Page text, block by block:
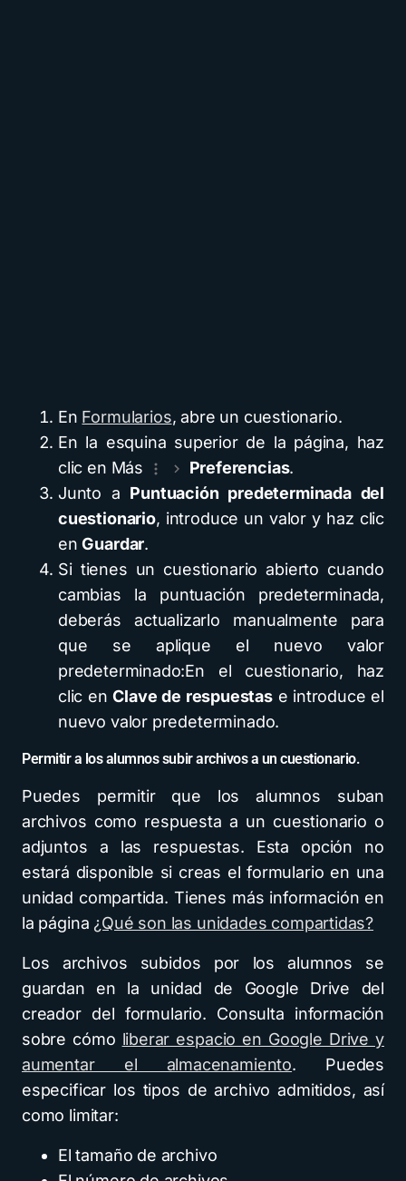
En Formularios, abre un cuestionario.
En la esquina superior de la página, haz
clic en Más
Preferencias.
Junto a Puntuación predeterminada del
cuestionario, introduce un valor y haz clic
enGuardar.
Si tienes un cuestionario abierto cuando
cambias la puntuación predeterminada,
deberás actualizarlo manualmente para
que se aplique el nuevo valor
predeterminado:En el cuestionario, haz
clic enClave de respuestase introduce el
nuevo valor predeterminado.
Permitir a los alumnos subir archivos a un cuestionario.
Puedes permitir que los alumnos suban
archivos como respuesta a un cuestionario o
adjuntos a las respuestas. Esta opción no
estará disponible si creas el formulario en una
unidad compartida. Tienes más información en
la página ¿Qué son las unidades compartidas?
Los archivos subidos por los alumnos se
guardan en la unidad de Google Drive del
creador del formulario. Consulta información
sobre cómo liberar espacio en Google Drive y
aumentar el almacenamiento. Puedes
especificar los tipos de archivo admitidos, así
como limitar:
El tamaño de archivo